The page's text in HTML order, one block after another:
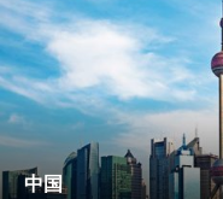
中国